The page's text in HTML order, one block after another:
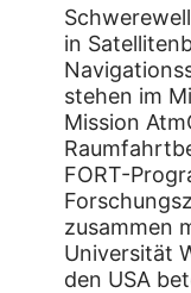
in
stehen im
Mission
FORT-
zusammen
Universität
den USA